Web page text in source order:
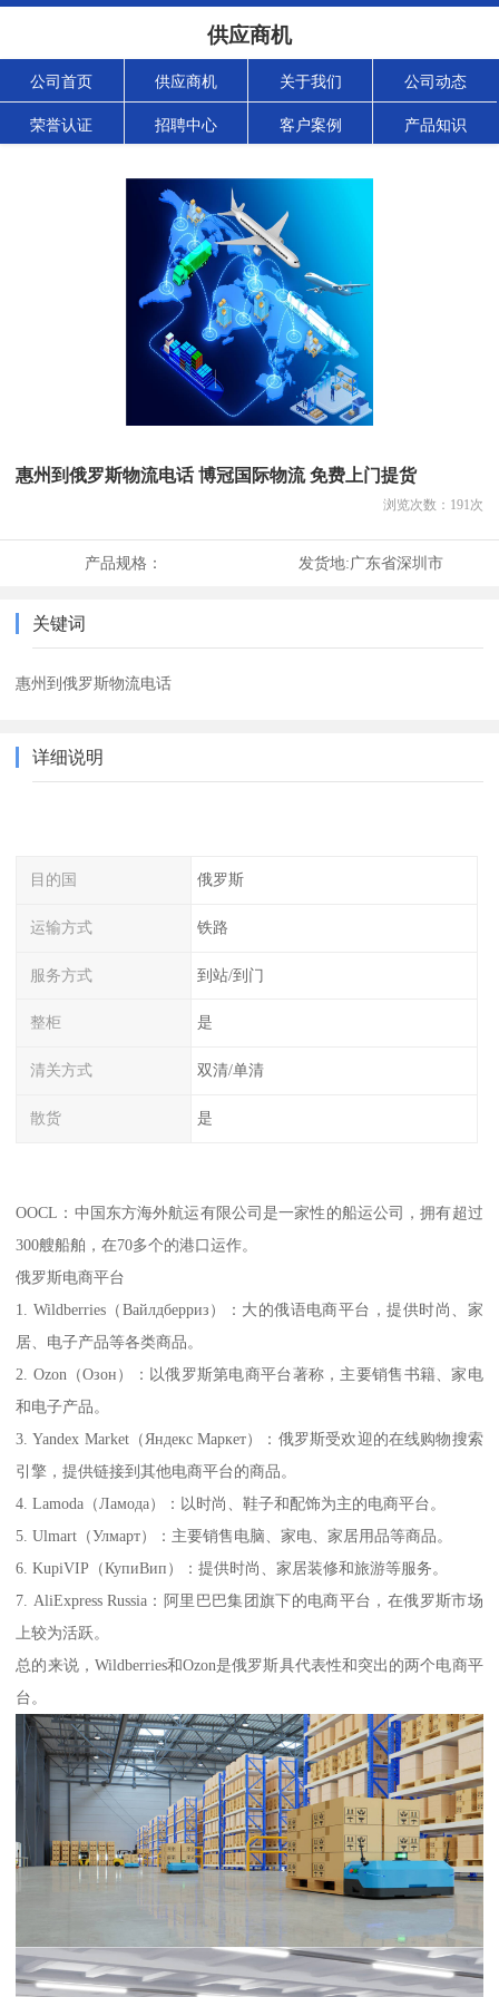
供应商机
公司首页 供应商机 关于我们 公司动态
荣誉认证 招聘中心 客户案例 产品知识
惠州到俄罗斯物流电话 博冠国际物流 免费上门提货
浏览次数： 191次
产品规格： 发货地:广东省深圳市
关键词
惠州到俄罗斯物流电话
详细说明
目的国 俄罗斯
运输方式 铁路
服务方式 到站/到门
整柜 是
清关方式 双清/单清
散货 是
OOCL：中国东方海外航运有限公司是一家性的船运公司，拥有超过
300艘船舶，在70多个的港口运作。
俄罗斯电商平台
1. Wildberries（Вайлдберриз）：大的俄语电商平台，提供时尚、家
居、电子产品等各类商品。
2. Ozon（Озон）：以俄罗斯第电商平台著称，主要销售书籍、家电
和电子产品。
3. Yandex Market（Яндекс Маркет）：俄罗斯受欢迎的在线购物搜索
引擎，提供链接到其他电商平台的商品。
4. Lamoda（Ламода）：以时尚、鞋子和配饰为主的电商平台。
5. Ulmart（Улмарт）：主要销售电脑、家电、家居用品等商品。
6. KupiVIP（КупиВип）：提供时尚、家居装修和旅游等服务。
7. AliExpress Russia：阿里巴巴集团旗下的电商平台，在俄罗斯市场
上较为活跃。
总的来说，Wildberries和Ozon是俄罗斯具代表性和突出的两个电商平
台。